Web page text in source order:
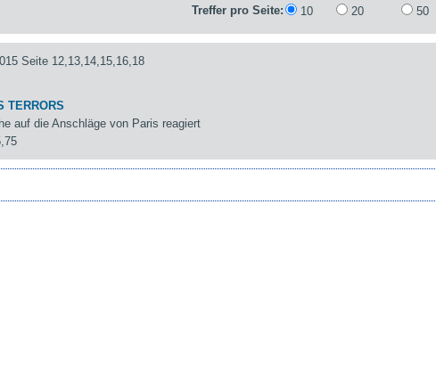
Treffer pro Seite:
10 20 50
Seite 12,13,14,15,16,18
TERRORS
auf die Anschläge von Paris reagiert